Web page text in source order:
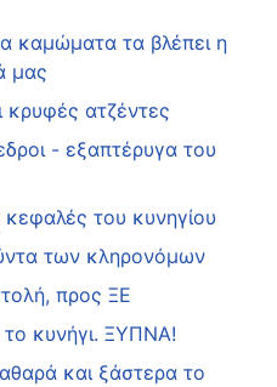
καμώματα τα βλέπει η
μας
ατζέντες
- εξαπτέρυγα του
του κυνηγίου
των κληρονόμων
προς ΞΕ
κυνήγι. ΞΥΠΝΑ!
και ξάστερα το